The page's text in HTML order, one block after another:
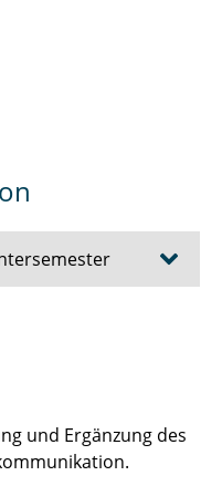
Theory
und Ergänzung des